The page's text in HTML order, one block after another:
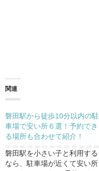
関連
磐田駅から徒歩10分以内の駐
車場で安い所６選！予約でき
る場所も合わせて紹介！
磐田駅を小さい子と利用する
なら、駐車場が近くて安い所